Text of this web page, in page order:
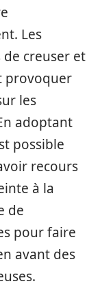
Les
de creuser et
provoquer
les
adoptant
possible
recours
à la
de
pour faire
avant des